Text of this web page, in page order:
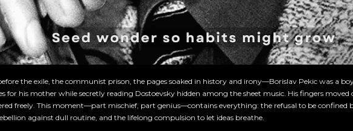
the exile, the communist prison, the pages soaked in history and irony—Borislav Pekic was a
for his mother while secretly reading Dostoevsky hidden among the sheet music. His fingers moved
freely. This moment—part mischief, part genius—contains everything: the refusal to be confined
against dull routine, and the lifelong compulsion to let ideas breathe.